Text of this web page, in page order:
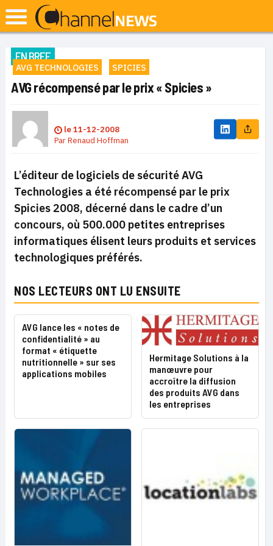
EN BREF
AVG TECHNOLOGIES SPICIES
AVG récompensé par le prix « Spicies »
le11-12-2008
ParRenaud Hoffman
L’éditeur de logiciels de sécurité AVG
Technologies a été récompensé par le prix
Spicies 2008, décerné dans le cadre d’un
concours, où 500.000 petites entreprises
informatiques élisent leurs produits et services
technologiques préférés.
NOS LECTEURS ONT LU ENSUITE
AVG lance les « notes de
confidentialité » au
format « étiquette
nutritionnelle » sur ses
applications mobiles
Hermitage Solutions à la
manœuvre pour
accroître la diffusion
des produits AVG dans
les entreprises